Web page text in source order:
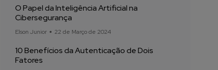
O Papel da Inteligência Artificial na
Cibersegurança
Elson Junior 22 de Março de 2024
10 Benefícios da Autenticação de Dois
Fatores